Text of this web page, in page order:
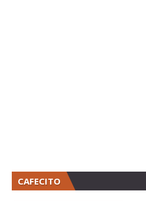
CAFECITO